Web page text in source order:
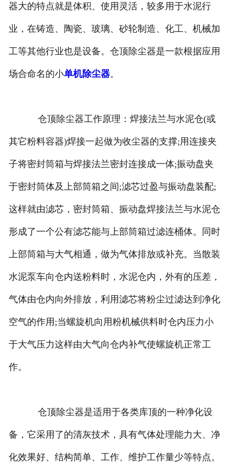
器大的特点就是体积、使用灵活，较多用于水泥行
业，在铸造、陶瓷、玻璃、砂轮制造、化工、机械加
工等其他行业也是设备。仓顶除尘器是一款根据应用
场合命名的小单机除尘器。
仓顶除尘器工作原理：焊接法兰与水泥仓(或
其它粉料容器)焊接一起做为收尘器的支撑;用连接夹
子将密封筒箱与焊接法兰密封连接成一体;振动盘夹
于密封筒体及上部筒箱之间;滤芯过盈与振动盘装配;
这样就由滤芯，密封筒箱、振动盘焊接法兰与水泥仓
形成了一个公有滤芯能与上部筒箱过滤连桶体。同时
上部筒箱与大气相通，做为气体排放或补充。当散装
水泥泵车向仓内送粉料时，水泥仓内，外有的压差，
气体由仓内向外排放，利用滤芯将粉尘过滤达到净化
空气的作用;当螺旋机向用粉机械供料时仓内压力小
于大气压力这样由大气向仓内补气使螺旋机正常工
作。
仓顶除尘器是适用于各类库顶的一种净化设
备，它采用了的清灰技术，具有气体处理能力大、净
化效果好、结构简单、工作、维护工作量少等特点。